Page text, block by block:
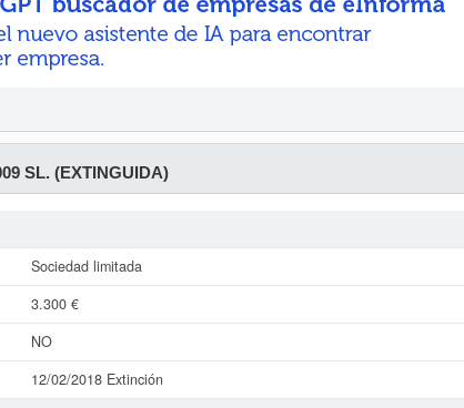
SL. (EXTINGUIDA)
Sociedad limitada
3.300 €
NO
12/02/2018 Extinción